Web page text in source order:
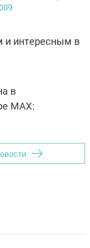
интересным в
в
MАХ: